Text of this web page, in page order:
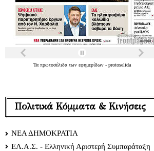
Τα πρωτοσέλιδα των εφημερίδων - protoselida
Πολιτικά Κόμματα & Κινήσεις
ΝΕΑ ΔΗΜΟΚΡΑΤΙΑ
ΕΛ.Α.Σ. - Ελληνική Αριστερή Συμπαράταξη